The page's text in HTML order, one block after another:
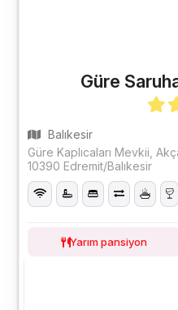
Güre
Balıkesir
Güre Kaplıcaları Mevkii,
10390 Edremit/Balıkesir
Yarım pansiyon